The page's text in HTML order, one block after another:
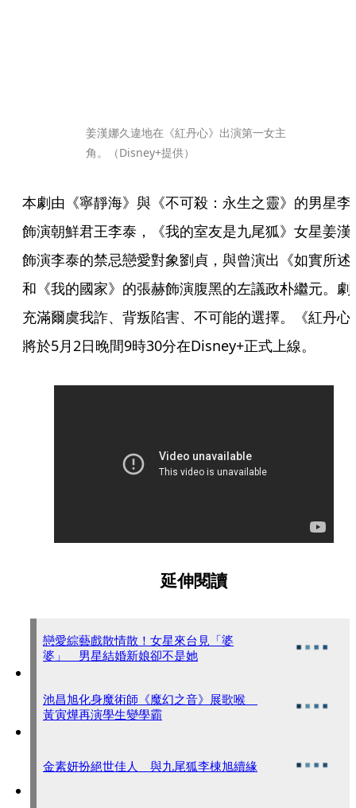
姜漢娜久違地在《紅丹心》出演第一女主
角。（Disney+提供）
本劇由《寧靜海》與《不可殺：永生之靈》的男星李
飾演朝鮮君王李泰，《我的室友是九尾狐》女星姜漢
飾演李泰的禁忌戀愛對象劉貞，與曾演出《如實所述
和《我的國家》的張赫飾演腹黑的左議政朴繼元。劇
充滿爾虞我詐、背叛陷害、不可能的選擇。《紅丹心
將於5月2日晚間9時30分在Disney+正式上線。
延伸閱讀
戀愛綜藝戲散情散！女星來台見「婆
婆」 男星結婚新娘卻不是她
池昌旭化身魔術師《魔幻之音》展歌喉
黃寅燁再演學生變學霸
金素妍扮絕世佳人 與九尾狐李棟旭續緣